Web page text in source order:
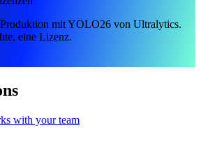
mit YOLO26 von Ultralytics.
eine Lizenz.